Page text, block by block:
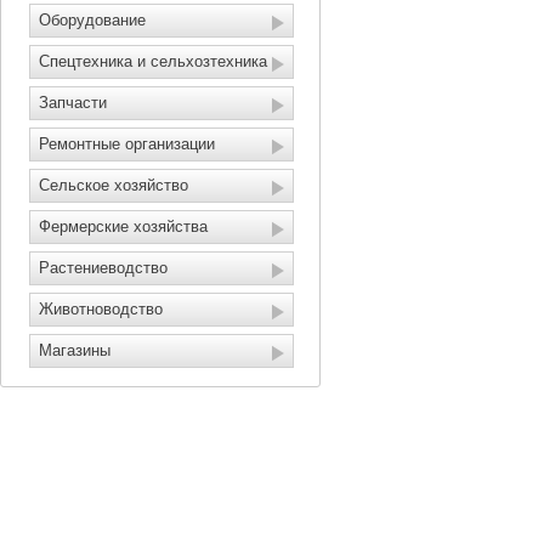
Оборудование
Спецтехника и сельхозтехника
Запчасти
Ремонтные организации
Сельское хозяйство
Фермерские хозяйства
Растениеводство
Животноводство
Магазины